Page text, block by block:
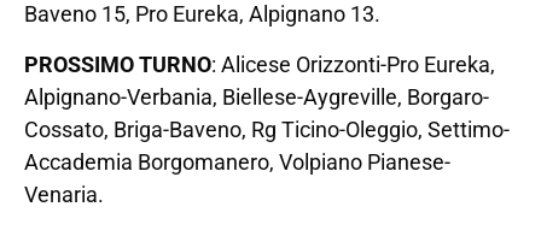
Baveno 15, Pro Eureka, Alpignano 13.
PROSSIMO TURNO: Alicese Orizzonti-Pro Eureka,
Alpignano-Verbania, Biellese-Aygreville, Borgaro-
Cossato, Briga-Baveno, Rg Ticino-Oleggio, Settimo-
Accademia Borgomanero, Volpiano Pianese-
Venaria.